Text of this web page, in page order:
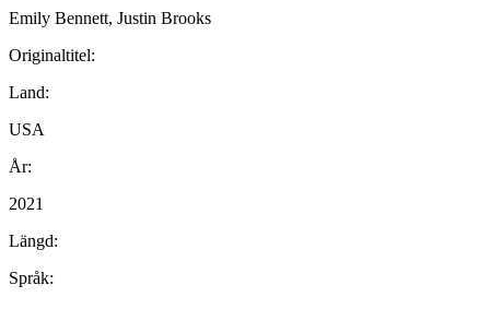
Emily Bennett, Justin Brooks
Originaltitel:
Land:
USA
År:
2021
Längd:
Språk: